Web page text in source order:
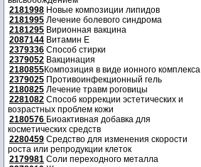
2181998 Новые композиции липидов
2181995 Лечение болевого синдрома
2181295 Вирионная вакцина
2087144 Витамин Е
2379336 Способ стирки
2379052 Вакцинация
2180855Композиция в виде ионного комплекса
2379025 Противоинфекционный гель
2180825 Лечение травм роговицы
2281082 Способ коррекции эстетических и
возрастных проблем кожи
2180576 Биоактивная добавка для
косметических средств
2280459 Средство для изменения скорости
роста или репродукции клеток
2179981 Соли переходного металла